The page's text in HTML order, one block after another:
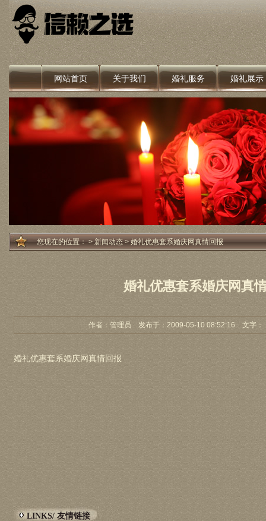
网站首页 关于我们 婚礼服务 婚礼展示
您现在的位置：>新闻动态> 婚礼优惠套系婚庆网真情回报
婚礼优惠套系婚庆网真
作者：管理员 发布于：2009-05-10 08:52:16 文字：
婚礼优惠套系婚庆网真情回报
LINKS/ 友情链接